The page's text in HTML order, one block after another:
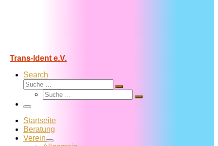
Trans-Ident e.V.
Search
Suche
Suche
Suche
Suche
Menü
Startseite
Beratung
Verein